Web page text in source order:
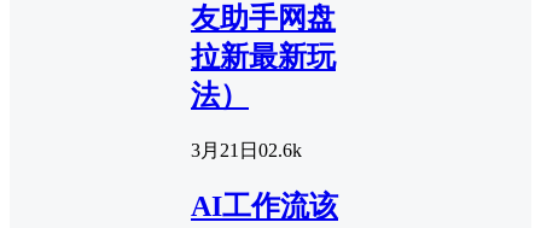
友助手网盘
拉新最新玩
法）
3月21日 02.6k
AI工作流该